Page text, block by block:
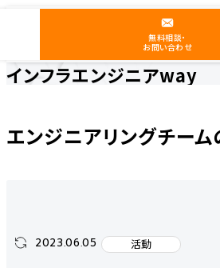
無料相談・
お問い合わせ
インフラエンジニアway
エンジニアリングチー
2023.06.05 活動